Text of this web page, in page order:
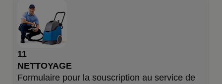
11
NETTOYAGE
Formulaire pour la souscription au service de